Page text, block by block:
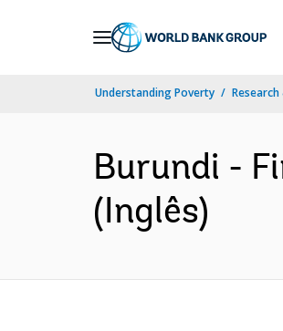
Understanding Poverty
Burundi -
(Inglês)